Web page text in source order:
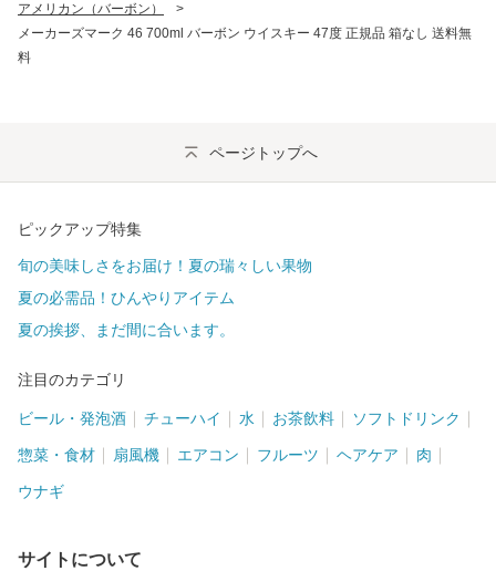
アメリカン（バーボン）
>
メーカーズマーク 46 700ml バーボン ウイスキー 47度 正規品 箱なし 送料無
料
ページトップへ
ピックアップ特集
旬の美味しさをお届け！夏の瑞々しい果物
夏の必需品！ひんやりアイテム
夏の挨拶、まだ間に合います。
注目のカテゴリ
ビール・発泡酒 チューハイ 水 お茶飲料 ソフトドリンク
惣菜・食材 扇風機 エアコン フルーツ ヘアケア 肉
ウナギ
サイトについて